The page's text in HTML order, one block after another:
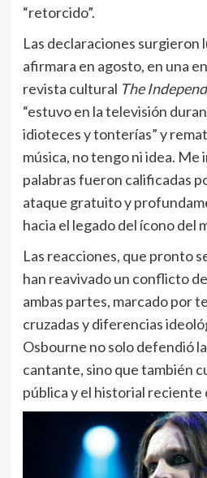
“retorcido”.
Las declaraciones surgieron
afirmara en agosto, en una
revista cultural The
“estuvo en la televisión
idioteces y tonterías” y
música, no tengo ni idea. Me
palabras fueron calificadas
ataque gratuito y
hacia el legado del ícono del
Las reacciones, que pronto
han reavivado un conflicto
ambas partes, marcado por
cruzadas y diferencias
Osbourne no solo defendió
cantante, sino que también
pública y el historial reciente